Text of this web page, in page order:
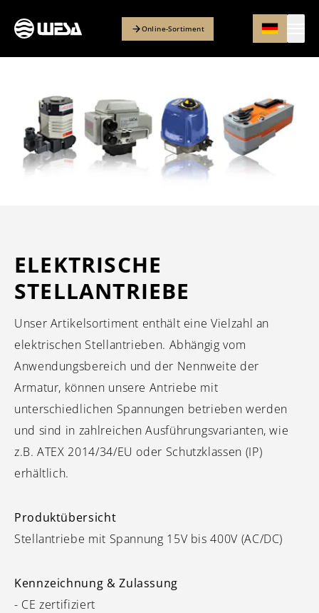
Online-Sortiment
ELEKTRISCHE
STELLANTRIEBE
Unser Artikelsortiment enthält eine Vielzahl an
elektrischen Stellantrieben. Abhängig vom
Anwendungsbereich und der Nennweite der
Armatur, können unsere Antriebe mit
unterschiedlichen Spannungen betrieben werden
und sind in zahlreichen Ausführungsvarianten, wie
z.B. ATEX 2014/34/EU oder Schutzklassen (IP)
erhältlich.
Produktübersicht
Stellantriebe mit Spannung 15V bis 400V (AC/DC)
Kennzeichnung & Zulassung
- CE zertifiziert